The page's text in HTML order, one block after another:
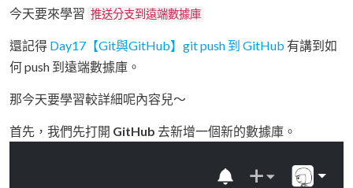
今天要來學習 推送分支到遠端數據庫
還記得 Day17【Git與GitHub】git push 到 GitHub 有講到如
何 push 到遠端數據庫。
那今天要學習較詳細呢內容兒～
首先，我們先打開 GitHub 去新增一個新的數據庫。